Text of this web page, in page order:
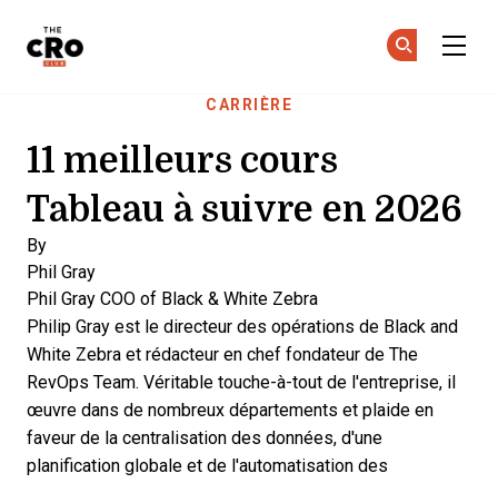
CARRIÈRE
11 meilleurs cours
Tableau à suivre en 2026
By
Phil Gray
Phil Gray COO of Black & White Zebra
Philip Gray est le directeur des opérations de Black and
White Zebra et rédacteur en chef fondateur de The
RevOps Team. Véritable touche-à-tout de l'entreprise, il
œuvre dans de nombreux départements et plaide en
faveur de la centralisation des données, d'une
planification globale et de l'automatisation des